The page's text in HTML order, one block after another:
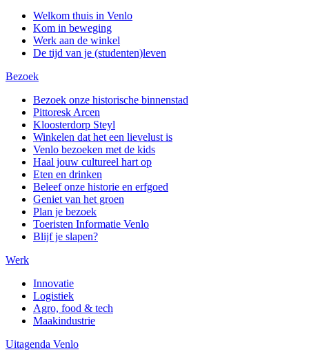
Welkom thuis in Venlo
Kom in beweging
Werk aan de winkel
De tijd van je (studenten)leven
Bezoek
Bezoek onze historische binnenstad
Pittoresk Arcen
Kloosterdorp Steyl
Winkelen dat het een lievelust is
Venlo bezoeken met de kids
Haal jouw cultureel hart op
Eten en drinken
Beleef onze historie en erfgoed
Geniet van het groen
Plan je bezoek
Toeristen Informatie Venlo
Blijf je slapen?
Werk
Innovatie
Logistiek
Agro, food & tech
Maakindustrie
Uitagenda Venlo